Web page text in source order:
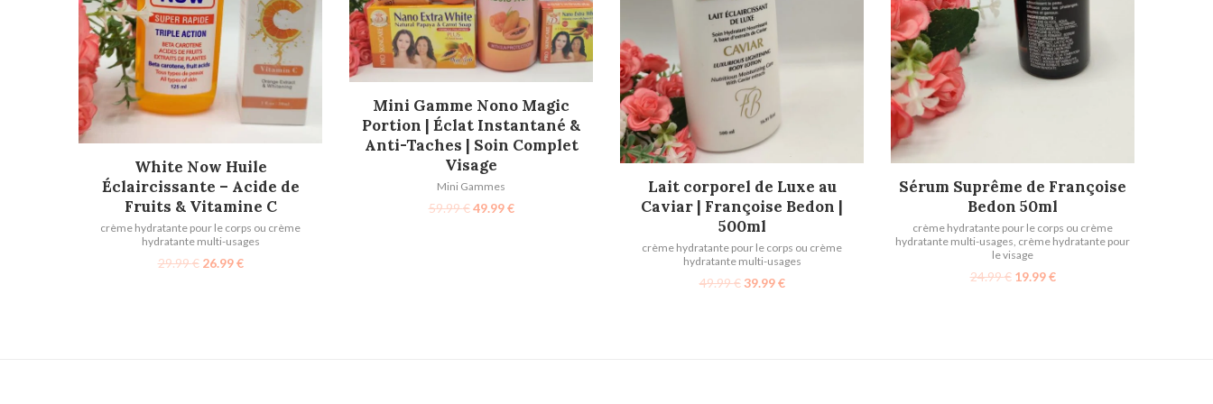
AJOUTER AU PANIER
White Now Huile
Éclaircissante – Acide de
Fruits & Vitamine C
crème hydratante pour le corps ou crème
hydratante multi-usages
29.99€ 26.99€
AJOUTER AU PANIER
Mini Gamme Nono Magic
Portion | Éclat Instantané &
Anti-Taches | Soin Complet
Visage
Mini Gammes
59.99€ 49.99€
AJOUTER AU PANIER
Lait corporel de Luxe au
Caviar | Françoise Bedon |
500ml
crème hydratante pour le corps ou crème
hydratante multi-usages
49.99€ 39.99€
LIRE LA SUITE
Sérum Suprême de Françoise
Bedon 50ml
crème hydratante pour le corps ou crème
hydratante multi-usages, crème hydratante pour
le visage
24.99€ 19.99€